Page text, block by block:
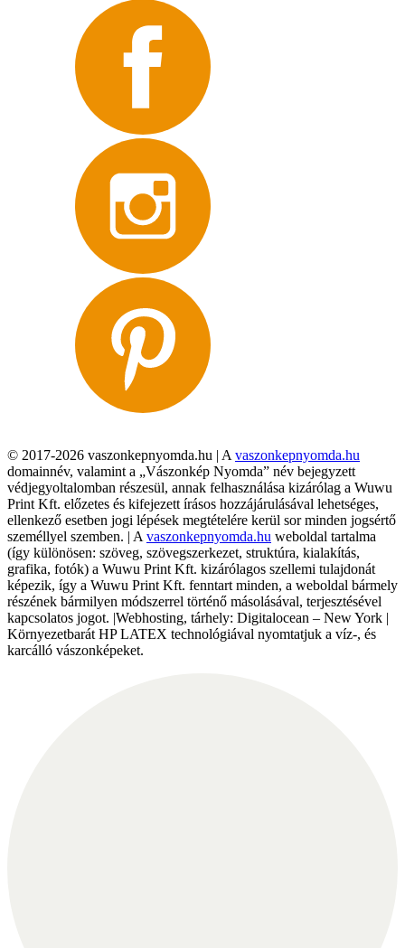
© 2017-2026 vaszonkepnyomda.hu | A vaszonkepnyomda.hu
domainnév, valamint a „Vászonkép Nyomda” név bejegyzett
védjegyoltalomban részesül, annak felhasználása kizárólag a Wuwu
Print Kft. előzetes és kifejezett írásos hozzájárulásával lehetséges,
ellenkező esetben jogi lépések megtételére kerül sor minden jogsértő
személlyel szemben. | A vaszonkepnyomda.hu weboldal tartalma
(így különösen: szöveg, szövegszerkezet, struktúra, kialakítás,
grafika, fotók) a Wuwu Print Kft. kizárólagos szellemi tulajdonát
képezik, így a Wuwu Print Kft. fenntart minden, a weboldal bármely
részének bármilyen módszerrel történő másolásával, terjesztésével
kapcsolatos jogot. |Webhosting, tárhely: Digitalocean – New York |
Környezetbarát HP LATEX technológiával nyomtatjuk a víz-, és
karcálló vászonképeket.